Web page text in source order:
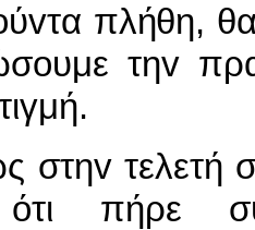
πλήθη,
τηv
ότι πήρε